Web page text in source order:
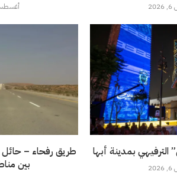
أغسطس 6,
طريق رفحاء – حائل
بين
بمدينة أبها